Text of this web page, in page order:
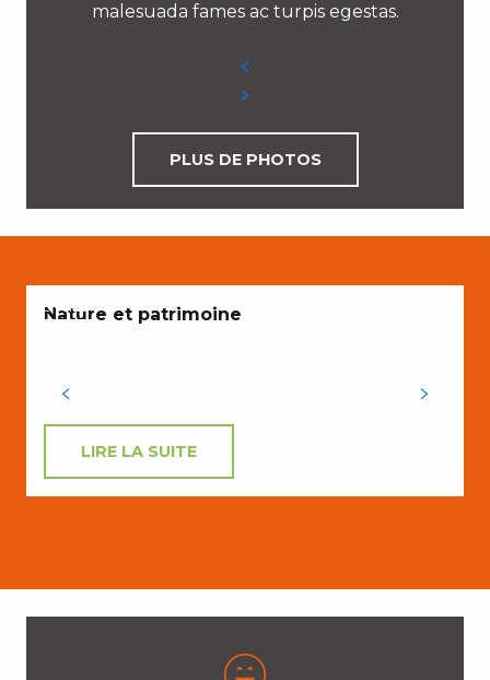
malesuada fames ac turpis egestas.
PLUS DE PHOTOS
ENVIES
Nature et patrimoine
LIRE LA SUITE